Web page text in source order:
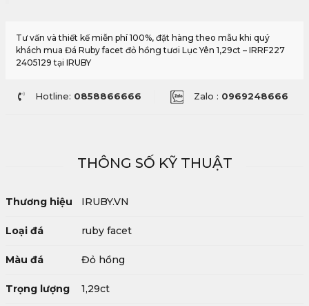
Tư vấn và thiết kế miễn phí 100%, đặt hàng theo mẫu khi quý
khách mua Đá Ruby facet đỏ hồng tươi Lục Yên 1,29ct – IRRF227
2405129 tại IRUBY
Hotline: 0858866666 Zalo : 0969248666
THÔNG SỐ KỸ THUẬT
Thương hiệu IRUBY.VN
Loại đá ruby facet
Màu đá Đỏ hồng
Trọng lượng 1,29ct